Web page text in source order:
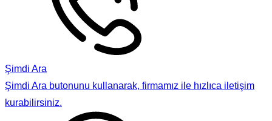
Şimdi Ara
Şimdi Ara butonunu kullanarak, firmamız ile hızlıca iletişim
kurabilirsiniz.